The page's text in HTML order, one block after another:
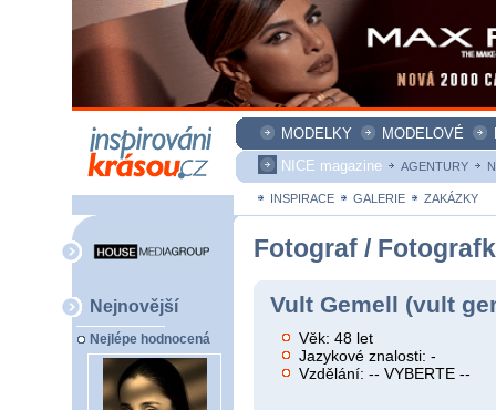
MODELKY MODELOVÉ
NICE magazine
AGENTURY
INSPIRACE GALERIE ZAKÁZKY
Nejnovější
Nejlépe hodnocená
Fotograf /
Vult Gemell (vult
Věk: 48 let
Jazykové znalosti: -
Vzdělání: -- VYBERTE --